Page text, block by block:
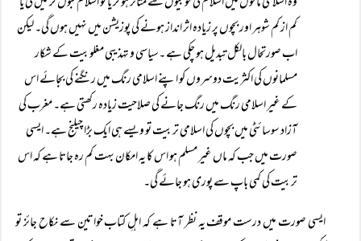
کم از کم شوہر اور بچوں پر زیادہ اثر انداز ہونے کی پوزیشن میں نہیں ہوں گی۔ لیکن
اب صورتحال بالکل تبدیل ہو چکی ہے ۔سیاسی و تہذیبی مغلوبیت کے شکار
مسلمانوں کی اکثریت دوسروں کو اپنے اسلامی رنگ میں رنگنے کی بجائے اس
کے غیر اسلامی رنگ میں رنگ جانے کی صلاحیت زیادہ رکھتی ہے۔ مغرب کی
آزاد سوسائٹی میں بچوں کی اسلامی تربیت تو ویسے ہی ایک بڑا چیلنج ہے۔ ایسی
صورت میں جب کہ ماں غیر مسلم ہو اس کا یہ امکان بہت کم رہ جاتا ہے کہ اس
تربیت کی کمی باپ سے پوری ہو جائے گی۔
ایسی صورت میں درست موقف یہ نظر آتا ہے کہ اہلِ کتاب خواتین سے نکاح جائز تو